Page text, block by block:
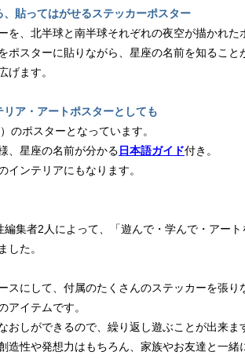
貼ってはがせるステッカーポスター
を、北半球と南半球それぞれの夜空が描かれた
ポスターに貼りながら、星座の名前を知ること
げます。
ア・アートポスターとしても
のポスターとなっています。
、星座の名前が分かる 日本語ガイド付き。
インテリアにもなります。
編集者2人によって、「遊んで・学んで・アー
した。
スにして、付属のたくさんのステッカーを張り
アイテムです。
おしができるので、繰り返し遊ぶことが出来ま
造性や発想力はもちろん、家族やお友達と一緒